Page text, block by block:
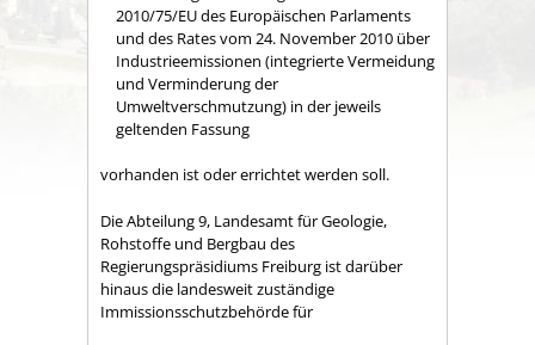
2010/75/EU des Europäischen Parlaments
und des Rates vom 24. November 2010 über
Industrieemissionen (integrierte Vermeidung
und Verminderung der
Umweltverschmutzung) in der jeweils
geltenden Fassung
vorhanden ist oder errichtet werden soll.
Die Abteilung 9, Landesamt für Geologie,
Rohstoffe und Bergbau des
Regierungspräsidiums Freiburg ist darüber
hinaus die landesweit zuständige
Immissionsschutzbehörde für